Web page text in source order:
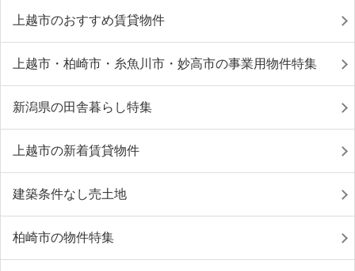
上越市のおすすめ賃貸物件
上越市・柏崎市・糸魚川市・妙高市の事業用物件特集
新潟県の田舎暮らし特集
上越市の新着賃貸物件
建築条件なし売土地
柏崎市の物件特集